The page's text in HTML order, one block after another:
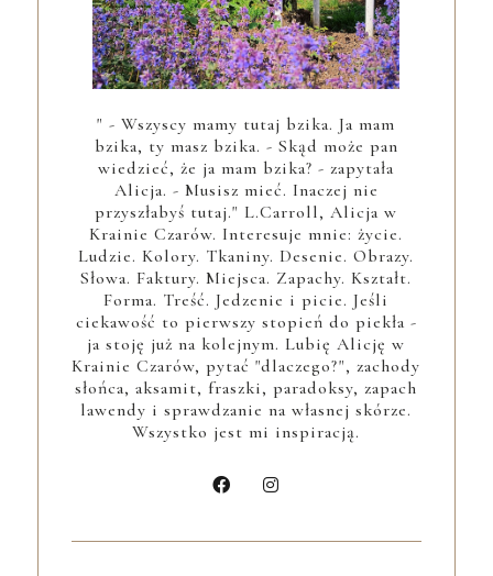
" - Wszyscy mamy tutaj bzika. Ja mam
bzika, ty masz bzika. - Skąd może pan
wiedzieć, że ja mam bzika? - zapytała
Alicja. - Musisz mieć. Inaczej nie
przyszłabyś tutaj." L.Carroll, Alicja w
Krainie Czarów. Interesuje mnie: życie.
Ludzie. Kolory. Tkaniny. Desenie. Obrazy.
Słowa. Faktury. Miejsca. Zapachy. Kształt.
Forma. Treść. Jedzenie i picie. Jeśli
ciekawość to pierwszy stopień do piekła -
ja stoję już na kolejnym. Lubię Alicję w
Krainie Czarów, pytać "dlaczego?", zachody
słońca, aksamit, fraszki, paradoksy, zapach
lawendy i sprawdzanie na własnej skórze.
Wszystko jest mi inspiracją.